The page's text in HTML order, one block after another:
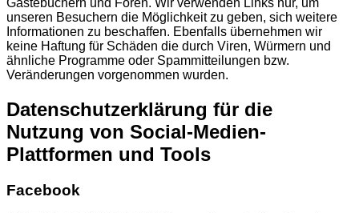
Gästebüchern und Foren. Wir verwenden Links nur, um
unseren Besuchern die Möglichkeit zu geben, sich weitere
Informationen zu beschaffen. Ebenfalls übernehmen wir
keine Haftung für Schäden die durch Viren, Würmern und
ähnliche Programme oder Spammitteilungen bzw.
Veränderungen vorgenommen wurden.
Datenschutzerklärung für die
Nutzung von Social-Medien-
Plattformen und Tools
Facebook